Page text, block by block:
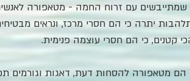
שמתייבשים עם זרוח החמה - מטאפורה
יתרה כי הם חסרי מרכז, ונראים
קטנים, כי הם חסרי עוצמה פנימית.
הם מטאפורה להסחות דעת, דאגות וגורמים